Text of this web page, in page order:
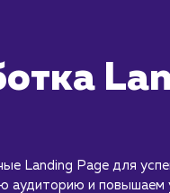
Landing Page для
аудиторию и повышаем